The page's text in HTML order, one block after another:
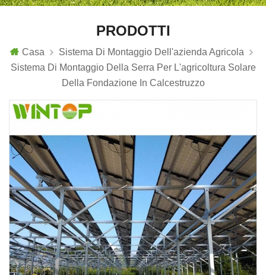
PRODOTTI
Casa
Sistema Di Montaggio Dell'azienda Agricola
Sistema Di Montaggio Della Serra Per L'agricoltura Solare
Della Fondazione In Calcestruzzo